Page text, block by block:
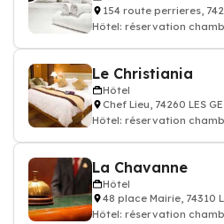
154 route perrieres,
Hôtel: réservation
Le Christiania
Hôtel
Chef Lieu, 74260 LES
Hôtel: réservation
La Chavanne
Hôtel
48 place Mairie, 74310
Hôtel: réservation